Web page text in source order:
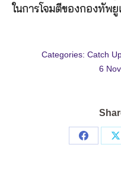
ในการโจมตีของกองทัพ
Categories: Catch
6
Share